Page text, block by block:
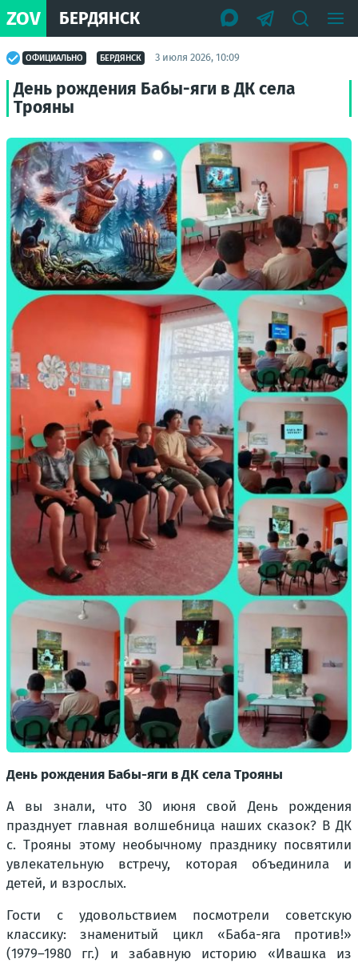
ZOV БЕРДЯНСК
ОФИЦИАЛЬНО БЕРДЯНСК 3 июля 2026, 10:09
День рождения Бабы-яги в ДК села
Трояны
День рождения Бабы-яги в ДК села Трояны
А вы знали, что 30 июня свой День рождения
празднует главная волшебница наших сказок? В ДК
с. Трояны этому необычному празднику посвятили
увлекательную встречу, которая объединила и
детей, и взрослых.
Гости с удовольствием посмотрели советскую
классику: знаменитый цикл «Баба-яга против!»
(1979–1980 гг.) и забавную историю «Ивашка из